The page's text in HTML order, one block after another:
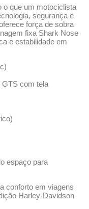
o que um motociclista
segurança e
força de sobra
fixa Shark Nose
e estabilidade em
GTS com tela
espaço para
conforto em viagens
Harley-Davidson